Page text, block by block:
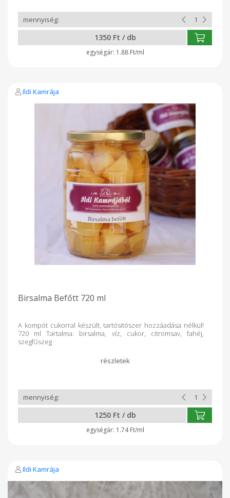
1350 Ft / db
1.88 Ft/ml
Ildi Kamrája
Birsalma Befőtt 720 ml
A kompót cukorral készült, tartósitószer hozzáadása nélkül!
720 ml Tartalma: birsalma, víz, cukor, citromsav, fahéj,
szegfűszeg
1250 Ft / db
1.74 Ft/ml
Ildi Kamrája